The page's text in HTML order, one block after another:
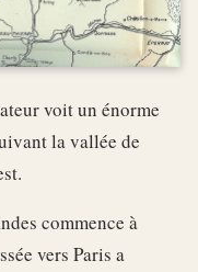
voit un énorme
la vallée de
commence à
vers Paris a